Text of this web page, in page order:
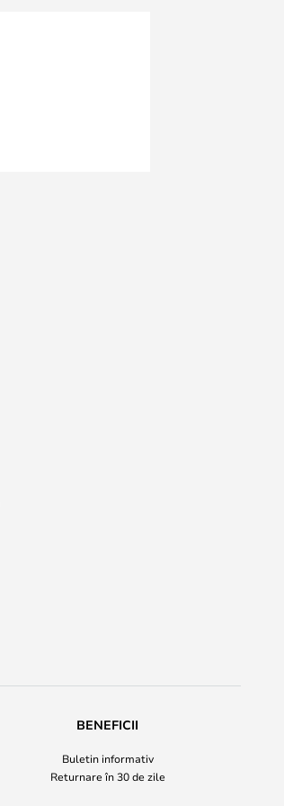
BENEFICII
Buletin informativ
Returnare în 30 de zile